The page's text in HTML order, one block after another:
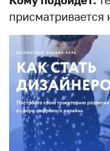
присматривается